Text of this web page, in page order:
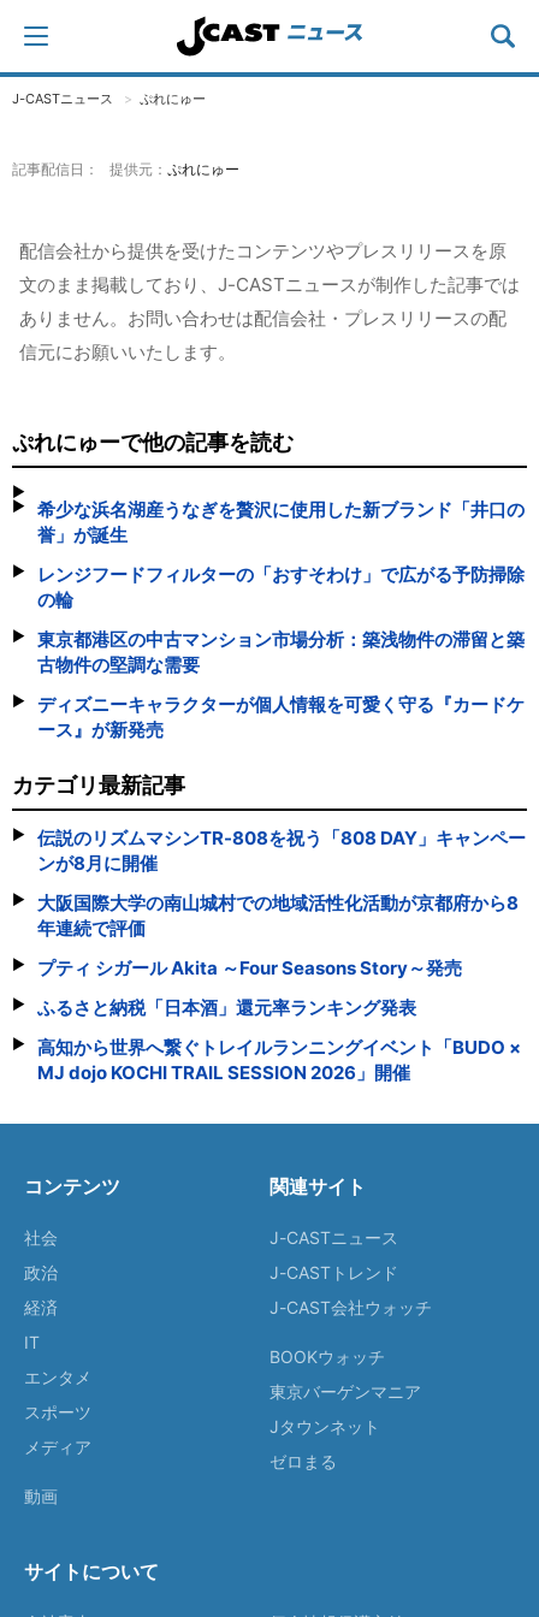
J-CASTニュース ぷれにゅー
記事配信日： 提供元： ぷれにゅー
配信会社から提供を受けたコンテンツやプレスリリースを原
文のまま掲載しており、J-CASTニュースが制作した記事では
ありません。お問い合わせは配信会社・プレスリリースの配
信元にお願いいたします。
ぷれにゅーで他の記事を読む
希少な浜名湖産うなぎを贅沢に使用した新ブランド「井口の
誉」が誕生
レンジフードフィルターの「おすそわけ」で広がる予防掃除
の輪
東京都港区の中古マンション市場分析：築浅物件の滞留と築
古物件の堅調な需要
ディズニーキャラクターが個人情報を可愛く守る『カードケ
ース』が新発売
カテゴリ最新記事
伝説のリズムマシンTR-808を祝う「808 DAY」キャンペー
ンが8月に開催
大阪国際大学の南山城村での地域活性化活動が京都府から8
年連続で評価
プティ シガール Akita ～Four Seasons Story～発売
ふるさと納税「日本酒」還元率ランキング発表
高知から世界へ繋ぐトレイルランニングイベント「BUDO ×
MJ dojo KOCHI TRAIL SESSION 2026」開催
コンテンツ
社会
政治
経済
IT
エンタメ
スポーツ
メディア
動画
関連サイト
J-CASTニュース
J-CASTトレンド
J-CAST会社ウォッチ
BOOKウォッチ
東京バーゲンマニア
Jタウンネット
ゼロまる
サイトについて